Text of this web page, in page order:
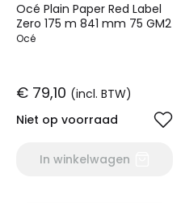
Océ Plain Paper Red Label
Zero 175 m 841 mm 75 GM2
Océ
€ 79,10 (incl. BTW)
Niet op voorraad
In winkelwagen